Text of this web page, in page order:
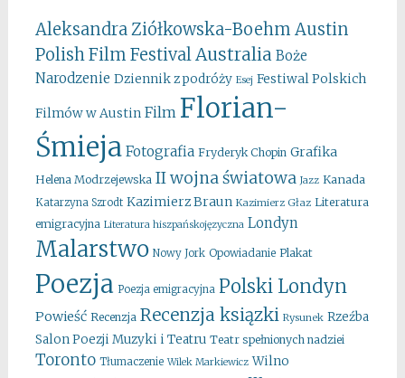
Aleksandra Ziółkowska-Boehm Austin
Polish Film FestivalAustralia Boże
Narodzenie Dziennik z podróży Esej Festiwal Polskich
Filmów w Austin Film Florian-
Śmieja Fotografia Fryderyk Chopin Grafika
Helena Modrzejewska II wojna światowa Jazz Kanada
Katarzyna Szrodt Kazimierz Braun Kazimierz Głaz Literatura
emigracyjna Literatura hiszpańskojęzyczna Londyn
Malarstwo Nowy Jork Opowiadanie Plakat
Poezja Poezja emigracyjna Polski Londyn
Powieść Recenzja Recenzja ksiązki Rysunek Rzeźba
Salon Poezji Muzyki i Teatru Teatr spełnionych nadziei
Toronto Tłumaczenie Wilek Markiewicz Wilno